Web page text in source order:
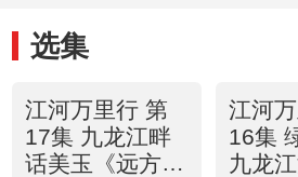
选集
江河万里行 第
17集 九龙江畔
话美玉《远方的
江河
16集
九龙